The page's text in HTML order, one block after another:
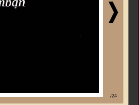
/24